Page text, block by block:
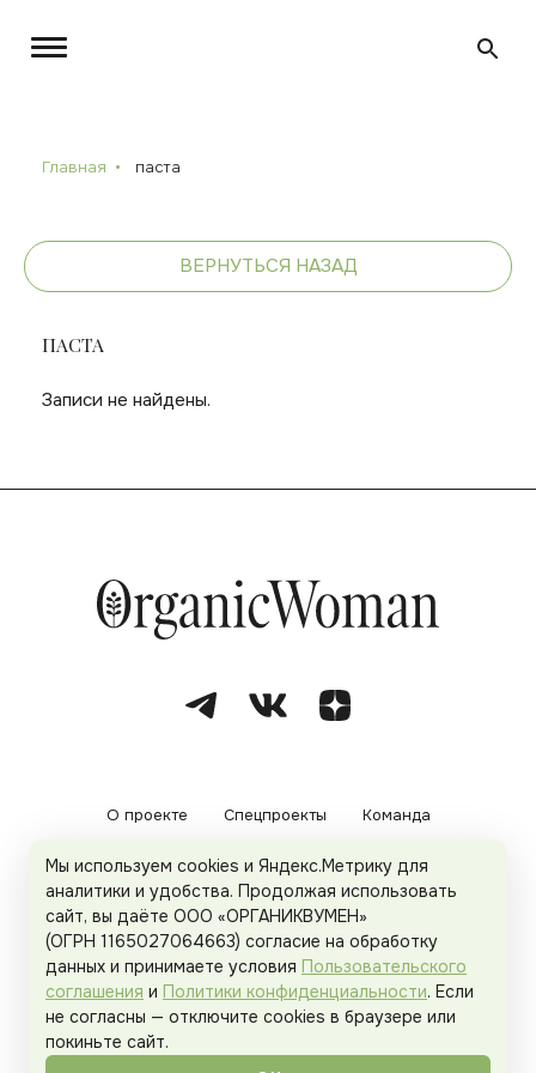
Главная паста
ВЕРНУТЬСЯ НАЗАД
ПАСТА
Записи не найдены.
О проекте Спецпроекты Команда
Рекламодателям Политика конфиденциальности
Пользовательское соглашение
Organicwoman.ru . Все права защищены.
Мы используем cookies и Яндекс.Метрику для
аналитики и удобства. Продолжая использовать
сайт, вы даёте ООО «ОРГАНИКВУМЕН»
(ОГРН 1165027064663) согласие на обработку
данных и принимаете условия Пользовательского
соглашения и Политики конфиденциальности. Если
не согласны — отключите cookies в браузере или
покиньте сайт.